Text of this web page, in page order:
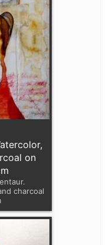
on
charcoal